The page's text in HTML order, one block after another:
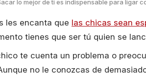
lo mejor de ti es indispensable para ligar
les encanta que las chicas sean
tienes que ser tú quien se
te cuenta un problema o
no le conozcas de